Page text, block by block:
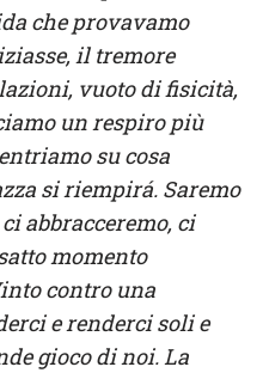
che provavamo
il tremore
vuoto di fisicità,
un respiro più
su cosa
si riempirá. Saremo
abbracceremo, ci
momento
contro una
e renderci soli e
gioco di noi. La